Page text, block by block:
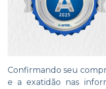
Confirmando seu
e a exatidão nas